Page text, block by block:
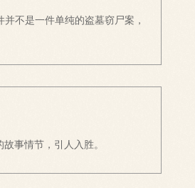
不是一件单纯的盗墓窃尸案，
事情节，引人入胜。